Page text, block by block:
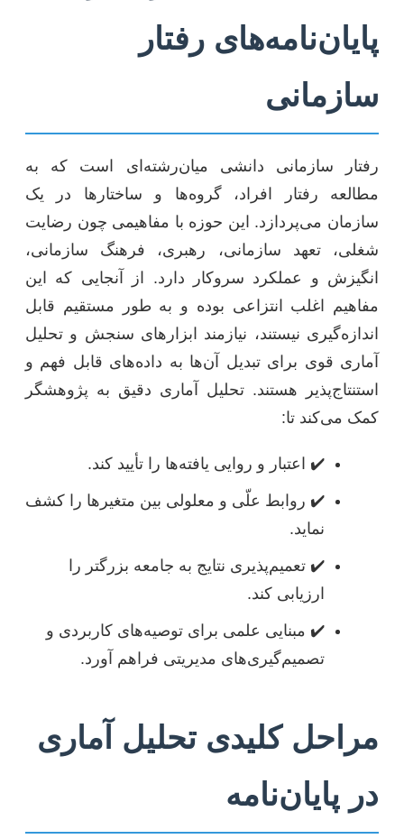
پایان‌نامه‌های رفتار
سازمانی
رفتار سازمانی دانشی میان‌رشته‌ای است که به
مطالعه رفتار افراد، گروه‌ها و ساختارها در یک
سازمان می‌پردازد. این حوزه با مفاهیمی چون رضایت
شغلی، تعهد سازمانی، رهبری، فرهنگ سازمانی،
انگیزش و عملکرد سروکار دارد. از آنجایی که این
مفاهیم اغلب انتزاعی بوده و به طور مستقیم قابل
اندازه‌گیری نیستند، نیازمند ابزارهای سنجش و تحلیل
آماری قوی برای تبدیل آن‌ها به داده‌های قابل فهم و
استنتاج‌پذیر هستند. تحلیل آماری دقیق به پژوهشگر
کمک می‌کند تا:
✔️ اعتبار و روایی یافته‌ها را تأیید کند.
✔️ روابط علّی و معلولی بین متغیرها را کشف
نماید.
✔️ تعمیم‌پذیری نتایج به جامعه بزرگتر را
ارزیابی کند.
✔️ مبنایی علمی برای توصیه‌های کاربردی و
تصمیم‌گیری‌های مدیریتی فراهم آورد.
مراحل کلیدی تحلیل آماری
در پایان‌نامه